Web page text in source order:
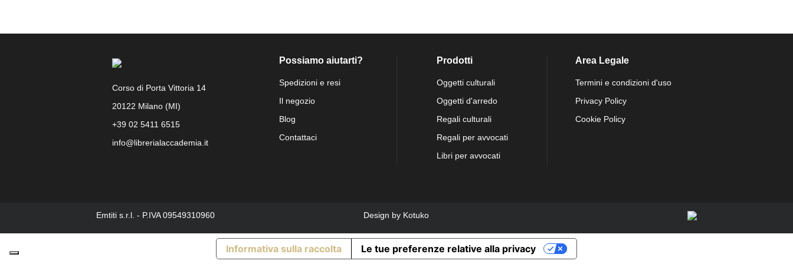
Corso di Porta Vittoria 14
20122 Milano (MI)
+39 02 5411 6515
info@librerialaccademia.it
Possiamo aiutarti?
Spedizioni e resi
Il negozio
Blog
Contattaci
Prodotti
Oggetti culturali
Oggetti d'arredo
Regali culturali
Regali per avvocati
Libri per avvocati
Area Legale
Termini e condizioni d'uso
Privacy Policy
Cookie Policy
Emtiti s.r.l. - P.IVA 09549310960 Design by Kotuko
Informativa sulla raccolta Le tue preferenze relative alla privacy